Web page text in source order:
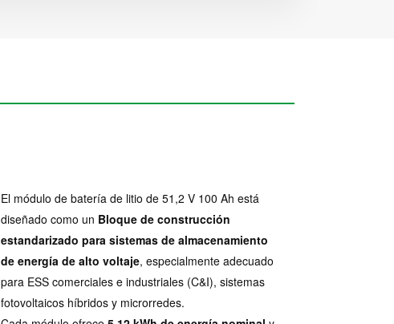
El módulo de batería de litio de 51,2 V 100 Ah está
diseñado como un Bloque de construcción
estandarizado para sistemas de almacenamiento
de energía de alto voltaje, especialmente adecuado
para ESS comerciales e industriales (C&I), sistemas
fotovoltaicos híbridos y microrredes.